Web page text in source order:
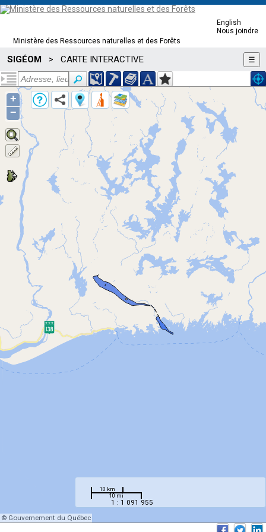
Ministère des Ressources naturelles et des Forêts
English
Nous joindre
SIGÉOM > CARTE INTERACTIVE ☰
10 km
10 mi
1 : 1 091 955
© Gouvernement du Québec
+
−